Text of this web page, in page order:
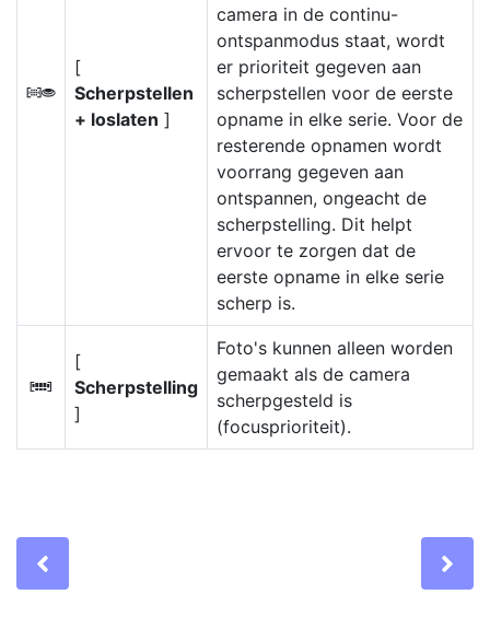
B
[
Scherpstellen
+ loslaten ]
camera in de continu-
ontspanmodus staat, wordt
er prioriteit gegeven aan
scherpstellen voor de eerste
opname in elke serie. Voor de
resterende opnamen wordt
voorrang gegeven aan
ontspannen, ongeacht de
scherpstelling. Dit helpt
ervoor te zorgen dat de
eerste opname in elke serie
scherp is.
F
[
Scherpstelling
]
Foto's kunnen alleen worden
gemaakt als de camera
scherpgesteld is
(focusprioriteit).